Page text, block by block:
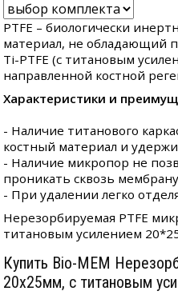
PTFE – биологически
материал, не обладающий
Ti-PTFE (с титановым
направленной костной
Характеристики и
- Наличие титанового
костный материал и
- Наличие микропор не
проникать сквозь
- При удалении легко
Нерезорбируемая PTFE
титановым усилением
Купить Bio-MEM
20x25мм, с титановым